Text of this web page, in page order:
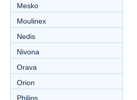
Mesko
Moulinex
Nedis
Nivona
Orava
Orion
Philips